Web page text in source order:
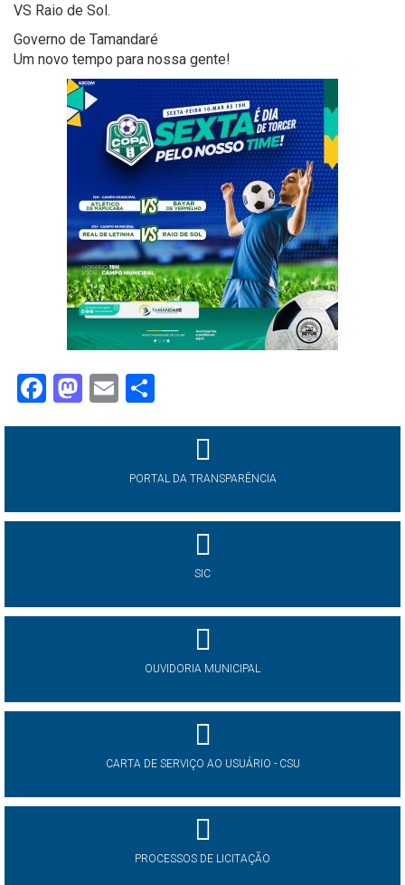
VS Raio de Sol.
Governo de Tamandaré
Um novo tempo para nossa gente!
Facebook
Mastodon
Email
PORTAL DA TRANSPARÊNCIA
SIC
OUVIDORIA MUNICIPAL
CARTA DE SERVIÇO AO USUÁRIO - CSU
PROCESSOS DE LICITAÇÃO